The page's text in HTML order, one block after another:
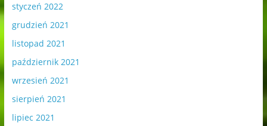
styczeń 2022
grudzień 2021
listopad 2021
październik 2021
wrzesień 2021
sierpień 2021
lipiec 2021